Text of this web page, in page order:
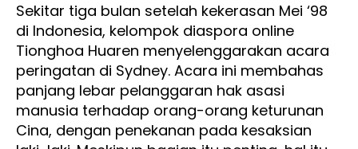
Sekitar tiga bulan setelah kekerasan Mei ‘98
di Indonesia, kelompok diaspora online
Tionghoa Huaren menyelenggarakan acara
peringatan di Sydney. Acara ini membahas
panjang lebar pelanggaran hak asasi
manusia terhadap orang-orang keturunan
Cina, dengan penekanan pada kesaksian